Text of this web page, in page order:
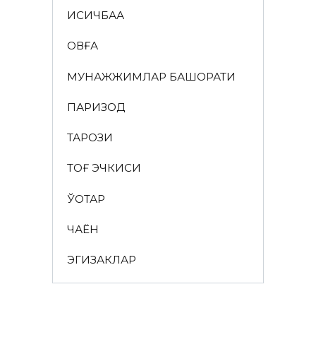
ҚИСҚИЧБАҚА
ҚОВҒА
МУНАЖЖИМЛАР БАШОРАТИ
ПАРИЗОД
ТАРОЗИ
ТОҒ ЭЧКИСИ
ЎҚОТАР
ЧАЁН
ЭГИЗАКЛАР